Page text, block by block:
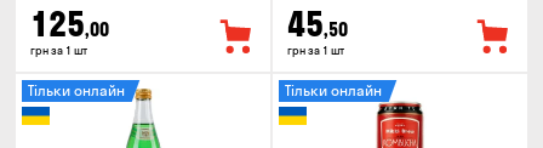
125,00
грн за 1 шт
45,50
грн за 1 шт
Тільки онлайн Тільки онлайн